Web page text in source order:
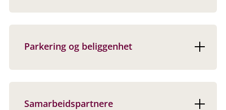
Parkering og beliggenhet
Samarbeidspartnere